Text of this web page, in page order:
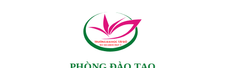
TRƯỜNG ĐẠI HỌC TÂY ĐÔ
TAY DO UNIVERSIT Y